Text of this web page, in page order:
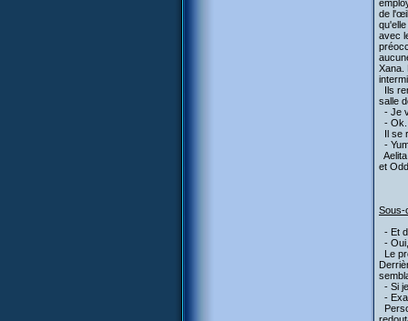
de
avec
Xana.
Ils
salle
- Je
- Ok.
Il se
-
et Odd.
Sous-
- Et
-
Le
- Si
-